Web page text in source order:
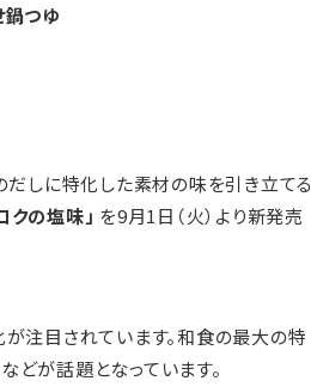
鍋つゆ
しに特化した素材の味を引き立てる
クの塩味」 を9月1日（火）より新発売
注目されています。和食の最大の特
どが話題となっています。